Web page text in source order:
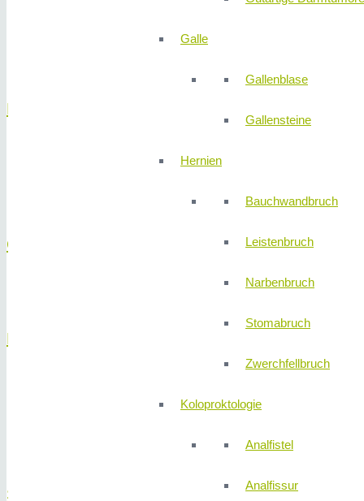
Galle
Gallenblase
Gallensteine
Hernien
Bauchwandbruch
Leistenbruch
Narbenbruch
Stomabruch
Zwerchfellbruch
Koloproktologie
Analfistel
Analfissur
Dünndarm
Tiefe Ballon-unterstützte Dünndarm-Spiegelung
Gallengänge
Magen
Polypen oder Frühformen von Magenkrebs
Speiseröhre